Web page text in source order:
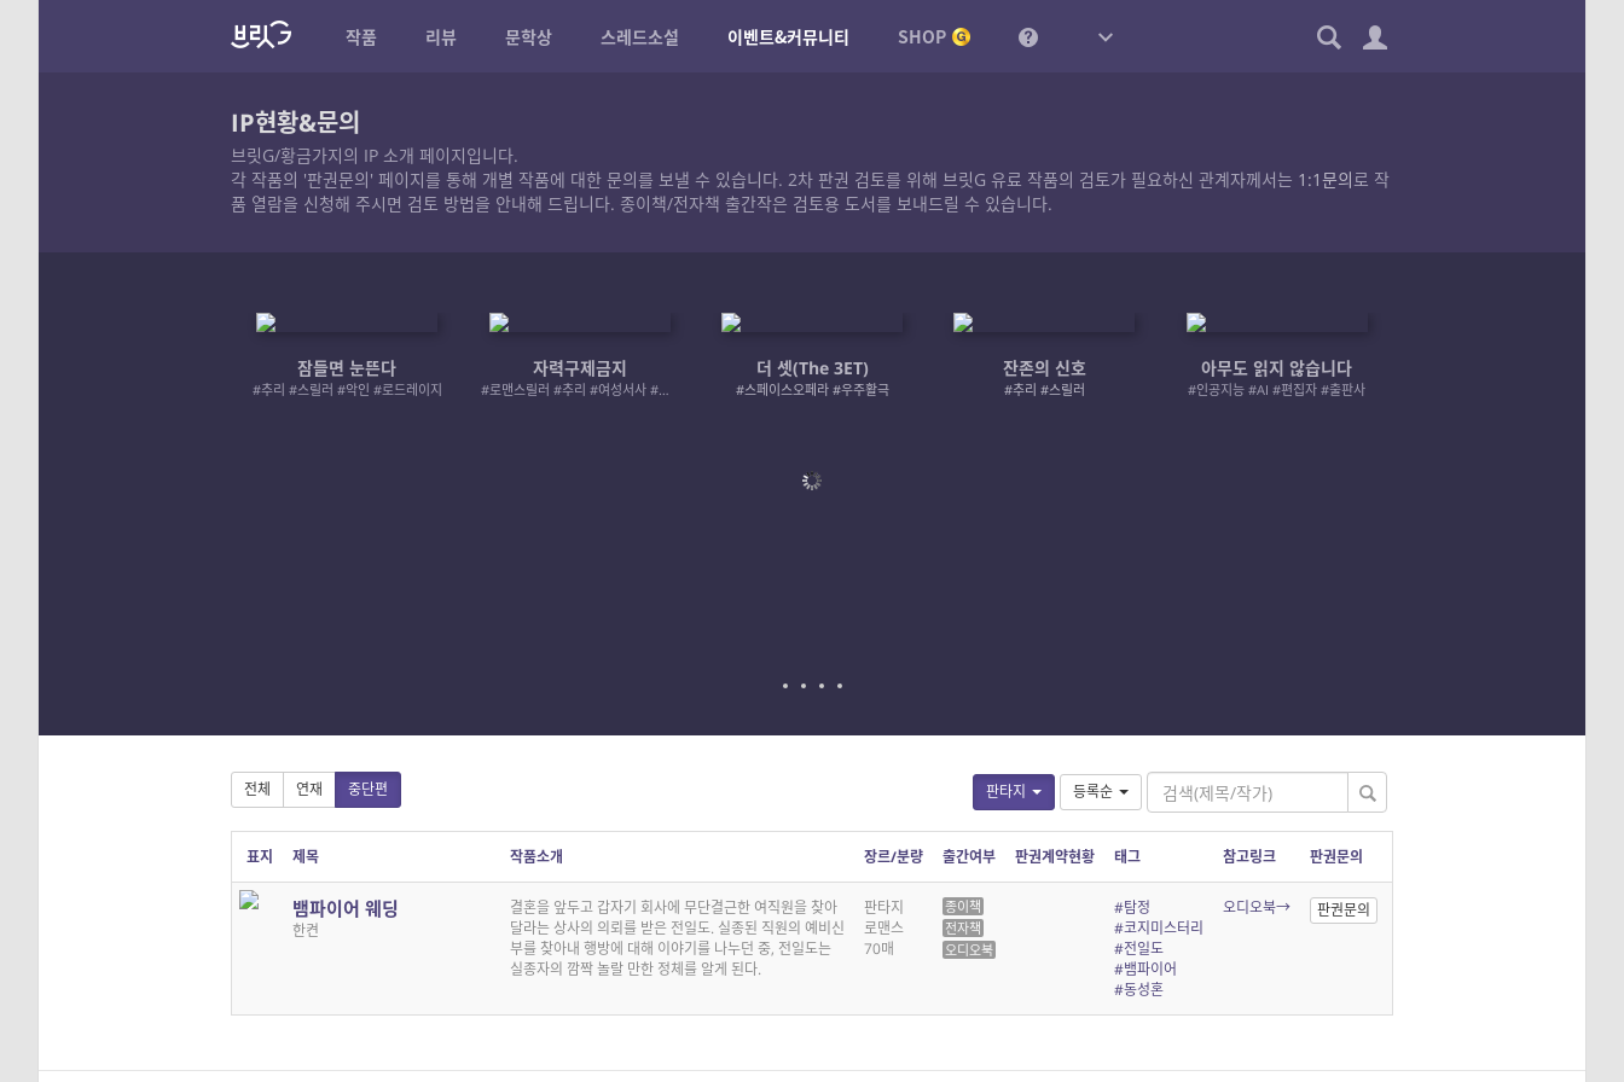
작품 리뷰 문학상 스레드소설 이벤트&커뮤니티 SHOP
IP현황&문의
브릿G/황금가지의 IP 소개 페이지입니다.
각 작품의 '판권문의' 페이지를 통해 개별 작품에 대한 문의를 보낼 수 있습니다. 2차 판권 검토를 위해 브릿G 유료 작품의 검토가 필요하신 관계자께서는 1:1문의로 작
품 열람을 신청해 주시면 검토 방법을 안내해 드립니다. 종이책/전자책 출간작은 검토용 도서를 보내드릴 수 있습니다.
잠들면 눈뜬다
#추리 #스릴러 #악인 #로드레이지
자력구제금지
#로맨스릴러 #추리 #여성서사 #사적제재
더 셋(The 3ET)
#스페이스오페라 #우주활극
잔존의 신호
#추리 #스릴러
아무도 읽지 않습니다
#인공지능 #AI #편집자 #출판사
판타지 등록순
전체 연재 중단편
표지 제목 작품소개 장르/분량 출간여부 판권계약현황 태그 참고링크 판권문의
뱀파이어 웨딩
한켠
결혼을 앞두고 갑자기 회사에 무단결근한 여직원을 찾아
달라는 상사의 의뢰를 받은 전일도. 실종된 직원의 예비신
부를 찾아내 행방에 대해 이야기를 나누던 중, 전일도는
실종자의 깜짝 놀랄 만한 정체를 알게 된다.
판타지
로맨스
70매
종이책
전자책
오디오북
#탐정
#코지미스터리
#전일도
#뱀파이어
#동성혼
오디오북→ 판권문의